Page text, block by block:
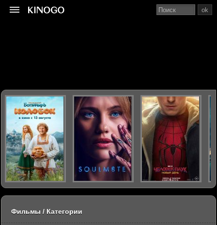
ok
Фильмы / Категории